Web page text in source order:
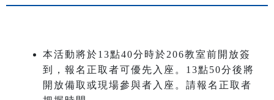
本活動將於13點40分時於206教室前開放簽
到，報名正取者可優先入座。13點50分後將
開放備取或現場參與者入座。請報名正取者